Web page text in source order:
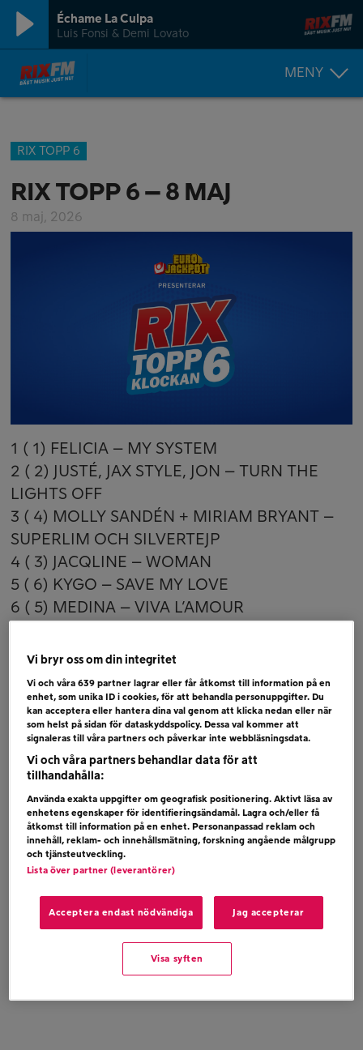
Échame La Culpa
Luis Fonsi & Demi Lovato
MENY
RIX TOPP 6
RIX TOPP 6 – 8 MAJ
8 maj, 2026
1 ( 1) FELICIA – MY SYSTEM
2 ( 2) JUSTÉ, JAX STYLE, JON – TURN THE
LIGHTS OFF
3 ( 4) MOLLY SANDÉN + MIRIAM BRYANT –
SUPERLIM OCH SILVERTEJP
4 ( 3) JACQLINE – WOMAN
5 ( 6) KYGO – SAVE MY LOVE
6 ( 5) MEDINA – VIVA L’AMOUR
HARRY STYLES – AMERICAN GIRLS
TAME IMPALA + JENNIE – DRACULA
RAY DALTON – BLOOD RUNNING
Vi bryr oss om din integritet
Vi och våra639 partner lagrar eller får åtkomst till information på en
enhet, som unika ID i cookies, för att behandla personuppgifter. Du
kan acceptera eller hantera dina val genom att klicka nedan eller när
som helst på sidan för dataskyddspolicy. Dessa val kommer att
signaleras till våra partners och påverkar inte webbläsningsdata.
Vi och våra partners behandlar data för att
tillhandahålla:
Använda exakta uppgifter om geografisk positionering. Aktivt läsa av
enhetens egenskaper för identifieringsändamål. Lagra och/eller få
åtkomst till information på en enhet. Personanpassad reklam och
innehåll, reklam- och innehållsmätning, forskning angående målgrupp
och tjänsteutveckling.
Lista över partner (leverantörer)
Acceptera endast nödvändiga Jag accepterar
Visa syften